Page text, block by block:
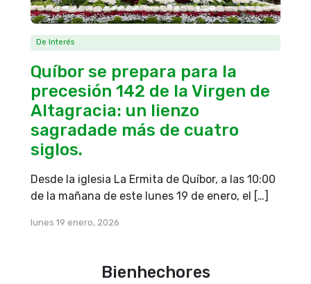
De Interés
Quíbor se prepara para la
precesión 142 de la Virgen de
Altagracia: un lienzo
sagradade más de cuatro
siglos.
Desde la iglesia La Ermita de Quíbor, a las 10:00
de la mañana de este lunes 19 de enero, el […]
lunes 19 enero, 2026
Bienhechores